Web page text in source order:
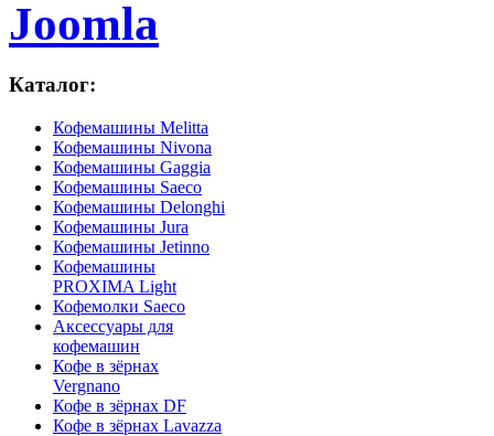
Joomla
Каталог:
Кофемашины Melitta
Кофемашины Nivona
Кофемашины Gaggia
Кофемашины Saeco
Кофемашины Delonghi
Кофемашины Jura
Кофемашины Jetinno
Кофемашины
PROXIMA Light
Кофемолки Saeco
Аксессуары для
кофемашин
Кофе в зёрнах
Vergnano
Кофе в зёрнах DF
Кофе в зёрнах Lavazza